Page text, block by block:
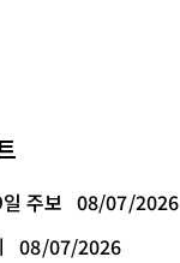
주보 08/07/2026
08/07/2026